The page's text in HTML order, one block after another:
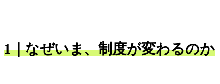
1｜なぜいま、制度が変わるのか